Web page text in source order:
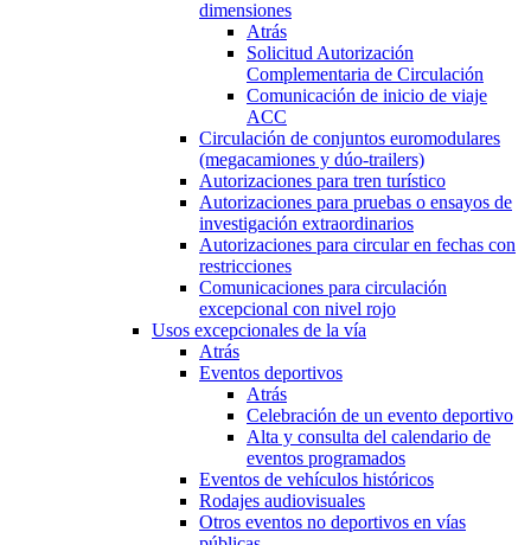
dimensiones
Atrás
Solicitud Autorización
Complementaria de Circulación
Comunicación de inicio de viaje
ACC
Circulación de conjuntos euromodulares
(megacamiones y dúo-trailers)
Autorizaciones para tren turístico
Autorizaciones para pruebas o ensayos de
investigación extraordinarios
Autorizaciones para circular en fechas con
restricciones
Comunicaciones para circulación
excepcional con nivel rojo
Usos excepcionales de la vía
Atrás
Eventos deportivos
Atrás
Celebración de un evento deportivo
Alta y consulta del calendario de
eventos programados
Eventos de vehículos históricos
Rodajes audiovisuales
Otros eventos no deportivos en vías